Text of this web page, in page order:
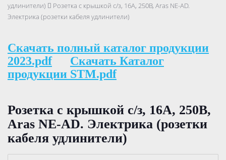
удлинители)
Розетка с крышкой с/з, 16А, 250В, Aras NE-AD.
Электрика (розетки кабеля удлинители)
Скачать полный каталог продукции
2023.pdf
Скачать Каталог
продукции STM.pdf
Розетка с крышкой с/з, 16А, 250В,
Aras NE-AD. Электрика (розетки
кабеля удлинители)